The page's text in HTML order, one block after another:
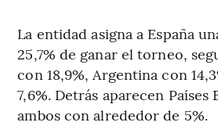
La entidad asigna a España
25,7% de ganar el torneo,
con 18,9%, Argentina con
7,6%. Detrás aparecen Países
ambos con alrededor de 5%.